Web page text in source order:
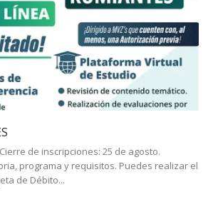
de inscripciones: 25 de agosto.
programa y requisitos. Puedes realizar el
de Débito...